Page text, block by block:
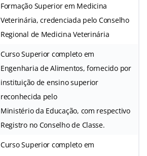
Formação Superior em Medicina
Veterinária, credenciada pelo Conselho
Regional de Medicina Veterinária
Curso Superior completo em
Engenharia de Alimentos, fornecido por
instituição de ensino superior
reconhecida pelo
Ministério da Educação, com respectivo
Registro no Conselho de Classe.
Curso Superior completo em